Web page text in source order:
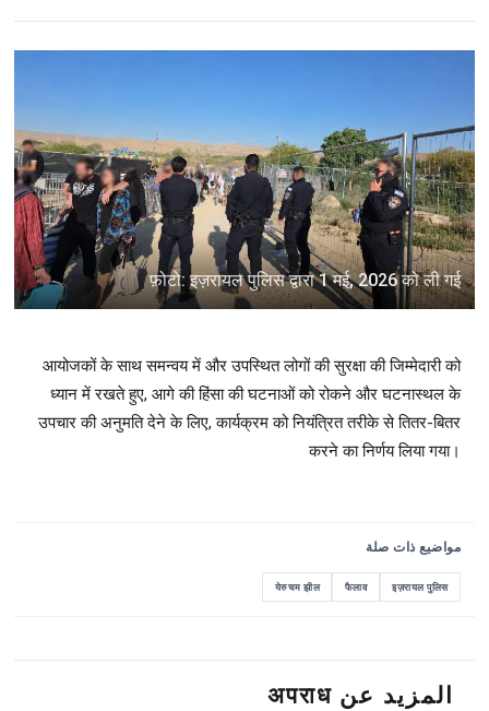
फ़ोटो: इज़रायल पुलिस द्वारा 1 मई, 2026 को ली गई
आयोजकों के साथ समन्वय में और उपस्थित लोगों की सुरक्षा की जिम्मेदारी को
ध्यान में रखते हुए, आगे की हिंसा की घटनाओं को रोकने और घटनास्थल के
उपचार की अनुमति देने के लिए, कार्यक्रम को नियंत्रित तरीके से तितर-बितर
करने का निर्णय लिया गया।
مواضيع ذات صلة
इज़रायल पुलिस
फैलाव
येरुचम झील
المزيد عن अपराध